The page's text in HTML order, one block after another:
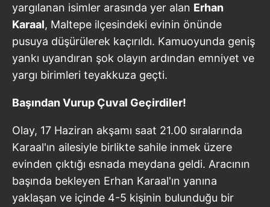
yargılanan isimler arasında yer alan Erhan
Karaal, Maltepe ilçesindeki evinin önünde
pusuya düşürülerek kaçırıldı. Kamuoyunda geniş
yankı uyandıran şok olayın ardından emniyet ve
yargı birimleri teyakkuza geçti.
Başından Vurup Çuval Geçirdiler!
Olay, 17 Haziran akşamı saat 21.00 sıralarında
Karaal'ın ailesiyle birlikte sahile inmek üzere
evinden çıktığı esnada meydana geldi. Aracının
başında bekleyen Erhan Karaal'ın yanına
yaklaşan ve içinde 4-5 kişinin bulunduğu bir